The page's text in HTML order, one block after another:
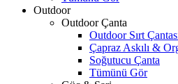
Outdoor
Outdoor Çanta
Outdoor Sırt
Çapraz Askılı &
Soğutucu Çanta
Tümünü Gör